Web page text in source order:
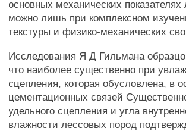
основных механических
можно лишь при комплексном
текстуры и физико-механических
Исследования Я Д Гильмана
что наиболее существенно при
сцепления, которая обусловлена, в
цементационных связей
удельного сцепления и угла
влажности лессовых пород